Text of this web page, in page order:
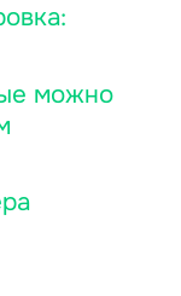
можно